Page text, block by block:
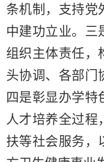
条机制，支持党
中建功立业。三
组织主体责任，
头协调、各部门
四是彰显办学特
人才培养全过程
扶等社会服务，